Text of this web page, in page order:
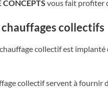
CONCEPTS vous fait profiter
collectifs
collectif est
collectif servent à fournir